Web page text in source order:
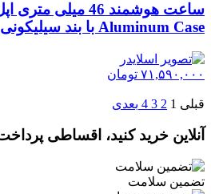
Aluminum Case با بند سیلیکونی
۷۱,۵۹۰,۰۰۰ تومان
قبلی 1
2
3
4 بعدی
آنلاین خرید کنید، اقساطی
تضمین سلامت